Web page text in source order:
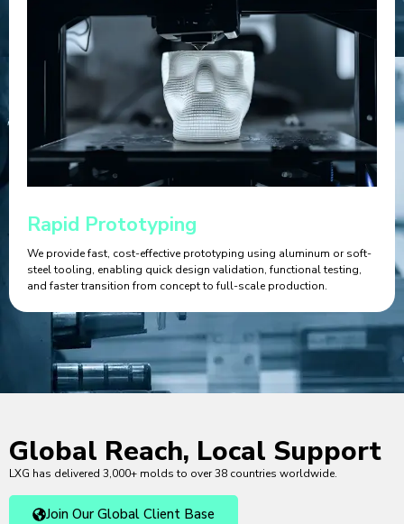
Rapid Prototyping
We provide fast, cost-effective prototyping using aluminum or soft-
steel tooling, enabling quick design validation, functional testing,
and faster transition from concept to full-scale production.
Global Reach, Local Support
LXG has delivered 3,000+ molds to over 38 countries worldwide.
Join Our Global Client Base